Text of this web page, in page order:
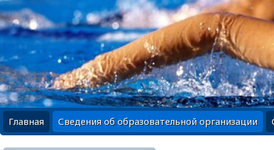
Главная Сведения об образовательной организации